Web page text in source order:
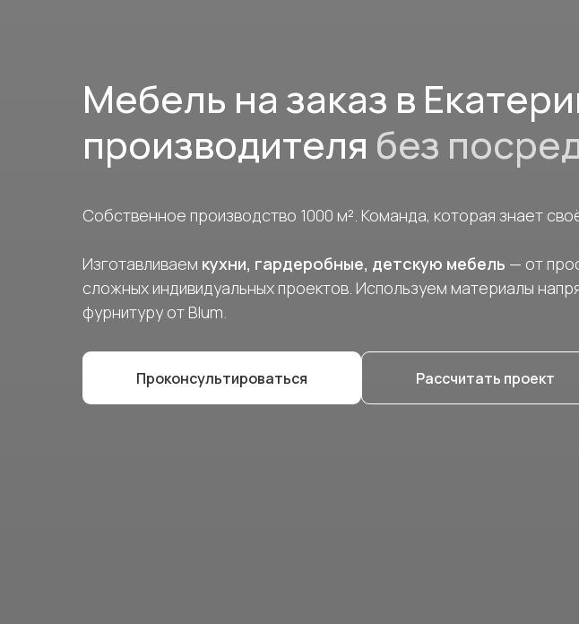
Мебель на заказ в
производителя без
Собственное производство 1000 м². Команда, которая знает
Изготавливаем кухни, гардеробные, детскую мебель — от
сложных индивидуальных проектов. Используем материалы
фурнитуру от Blum.
Проконсультироваться Рассчитать проект